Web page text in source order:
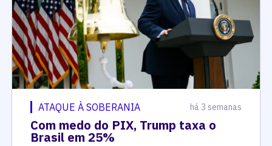
ATAQUE À SOBERANIA há 3 semanas
Com medo do PIX, Trump taxa o
Brasil em 25%